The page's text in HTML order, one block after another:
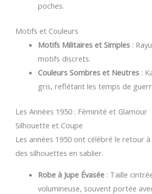
poches.
Motifs et Couleurs
Motifs Militaires et Simples:
motifs discrets.
Couleurs Sombres et Neutres:
gris, reflétant les temps de
Les Années 1950 : Féminité et Glamour
Silhouette et Coupe
Les années 1950 ont célébré le retour
des silhouettes en sablier.
Robe à Jupe Évasée: Taille
volumineuse, souvent portée